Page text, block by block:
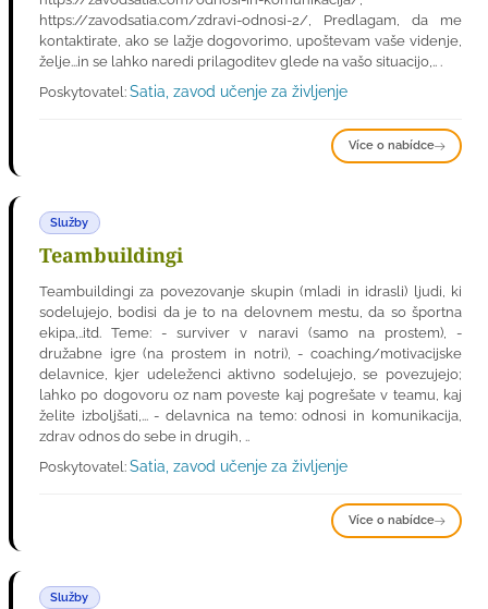
https://zavodsatia.com/zdravi-odnosi-2/, Predlagam, da me
kontaktirate, ako se lažje dogovorimo, upoštevam vaše videnje,
želje...in se lahko naredi prilagoditev glede na vašo situacijo,.. .
Poskytovatel: Satia, zavod učenje za življenje
Více o nabídce
Služby
Teambuildingi
Teambuildingi za povezovanje skupin (mladi in idrasli) ljudi, ki
sodelujejo, bodisi da je to na delovnem mestu, da so športna
ekipa,..itd. Teme: - surviver v naravi (samo na prostem), -
družabne igre (na prostem in notri), - coaching/motivacijske
delavnice, kjer udeleženci aktivno sodelujejo, se povezujejo;
lahko po dogovoru oz nam poveste kaj pogrešate v teamu, kaj
želite izboljšati,... - delavnica na temo: odnosi in komunikacija,
zdrav odnos do sebe in drugih, ..
Poskytovatel: Satia, zavod učenje za življenje
Více o nabídce
Služby